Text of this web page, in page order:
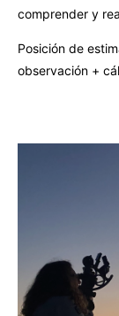
comprender y
Posición de
observación +